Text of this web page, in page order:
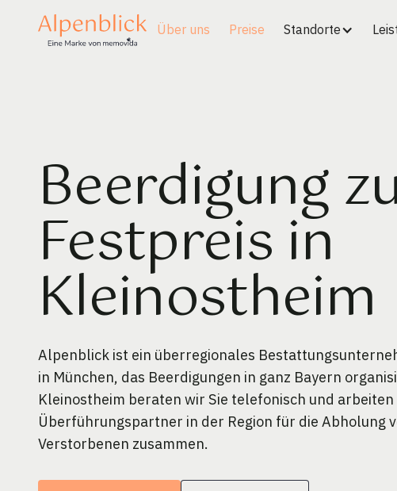
Über uns Preise Standorte
Beerdigung
Festpreis in
Kleinostheim
Alpenblick ist ein überregionales
in München, das Beerdigungen in ganz Bayern
Kleinostheim beraten wir Sie telefonisch und arbeiten
Überführungspartner in der Region für die Abholung
Verstorbenen zusammen.